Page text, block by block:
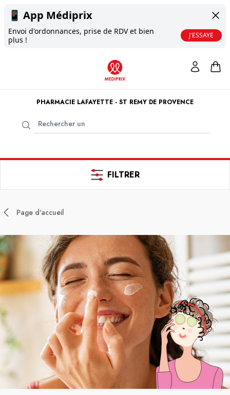
📱 App Médiprix
Envoi d'ordonnances, prise de RDV et bien
plus !
J'ESSAYE
PHARMACIE LAFAYETTE - ST REMY DE PROVENCE
FILTRER
Page d'accueil